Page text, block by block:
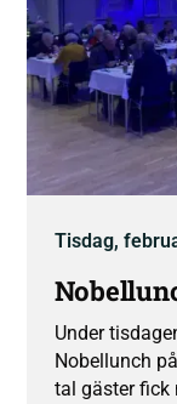
Tisdag,
Under
Nobellunch
tal gäster fick